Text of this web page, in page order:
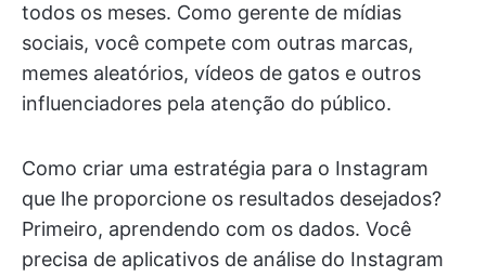
todos os meses. Como gerente de mídias
sociais, você compete com outras marcas,
memes aleatórios, vídeos de gatos e outros
influenciadores pela atenção do público.
Como criar uma estratégia para o Instagram
que lhe proporcione os resultados desejados?
Primeiro, aprendendo com os dados. Você
precisa de aplicativos de análise do Instagram